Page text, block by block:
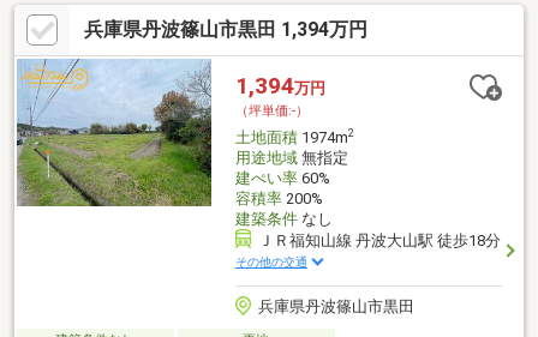
兵庫県丹波篠山市黒田 1,394万円
1,394万円
（坪単価:-）
土地面積1974m2
用途地域無指定
建ぺい率60%
容積率200%
建築条件なし
ＪＲ福知山線 丹波大山駅 徒歩18分
その他の交通
兵庫県丹波篠山市黒田